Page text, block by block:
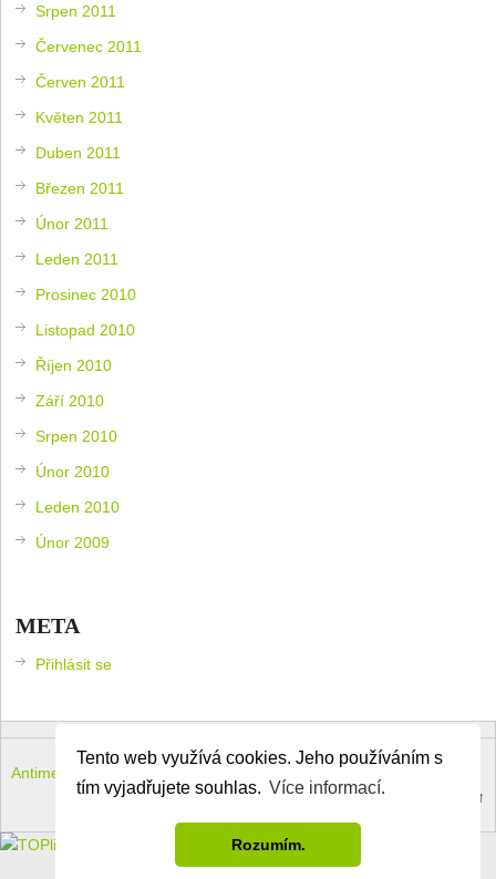
Tento web využívá cookies. Jeho používáním s
tím vyjadřujete souhlas. Více informací.
Rozumím.
Srpen 2011
Červenec 2011
Červen 2011
Květen 2011
Duben 2011
Březen 2011
Únor 2011
Leden 2011
Prosinec 2010
Listopad 2010
Říjen 2010
Září 2010
Srpen 2010
Únor 2010
Leden 2010
Únor 2009
META
Přihlásit se
Antimeloun – komouši dneška
Copyright © 2026.
Theme byMyThemeShop. Back to Top ↑